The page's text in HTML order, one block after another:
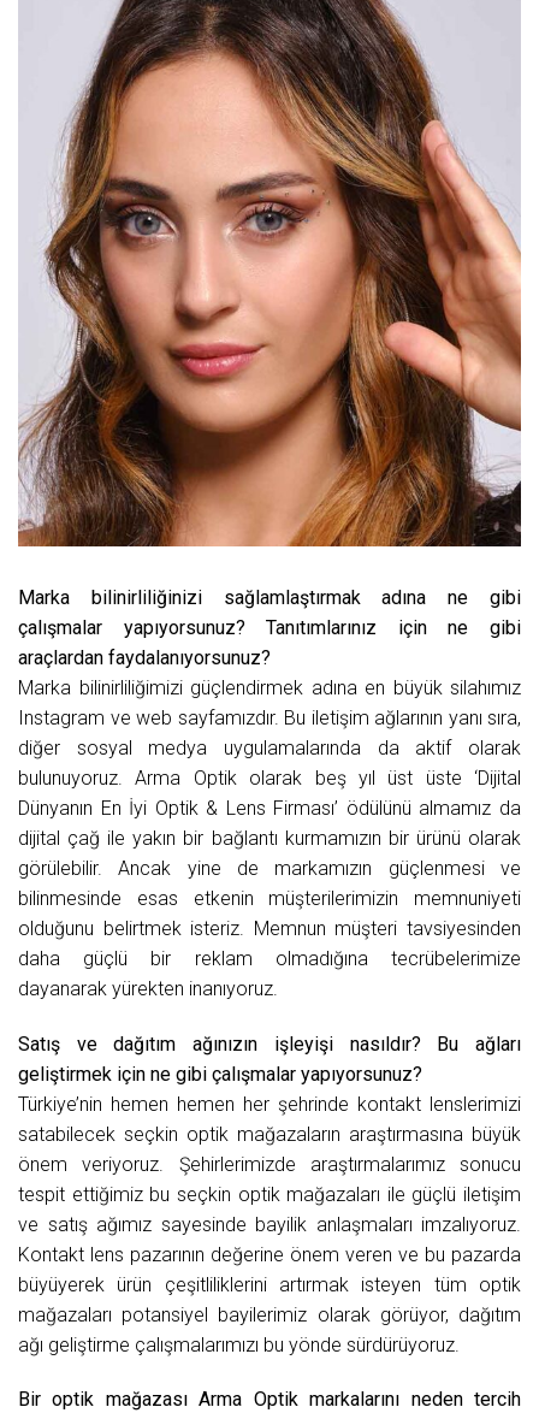
Marka bilinirliliğinizi sağlamlaştırmak adına ne gibi
çalışmalar yapıyorsunuz? Tanıtımlarınız için ne gibi
araçlardan faydalanıyorsunuz?
Marka bilinirliliğimizi güçlendirmek adına en büyük silahımız
Instagram ve web sayfamızdır. Bu iletişim ağlarının yanı sıra,
diğer sosyal medya uygulamalarında da aktif olarak
bulunuyoruz. Arma Optik olarak beş yıl üst üste ‘Dijital
Dünyanın En İyi Optik & Lens Firması’ ödülünü almamız da
dijital çağ ile yakın bir bağlantı kurmamızın bir ürünü olarak
görülebilir. Ancak yine de markamızın güçlenmesi ve
bilinmesinde esas etkenin müşterilerimizin memnuniyeti
olduğunu belirtmek isteriz. Memnun müşteri tavsiyesinden
daha güçlü bir reklam olmadığına tecrübelerimize
dayanarak yürekten inanıyoruz.
Satış ve dağıtım ağınızın işleyişi nasıldır? Bu ağları
geliştirmek için ne gibi çalışmalar yapıyorsunuz?
Türkiye’nin hemen hemen her şehrinde kontakt lenslerimizi
satabilecek seçkin optik mağazaların araştırmasına büyük
önem veriyoruz. Şehirlerimizde araştırmalarımız sonucu
tespit ettiğimiz bu seçkin optik mağazaları ile güçlü iletişim
ve satış ağımız sayesinde bayilik anlaşmaları imzalıyoruz.
Kontakt lens pazarının değerine önem veren ve bu pazarda
büyüyerek ürün çeşitliliklerini artırmak isteyen tüm optik
mağazaları potansiyel bayilerimiz olarak görüyor, dağıtım
ağı geliştirme çalışmalarımızı bu yönde sürdürüyoruz.
Bir optik mağazası Arma Optik markalarını neden tercih